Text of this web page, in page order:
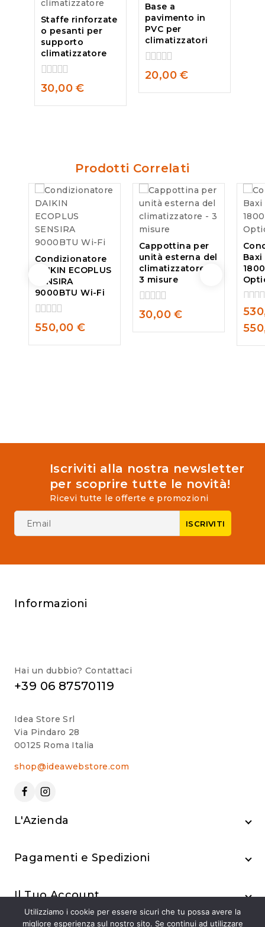
Staffe rinforzate
o pesanti per
supporto
climatizzatore
0
out
of
30,00€
Base a
pavimento in
PVC per
climatizzatori
0
out
of
20,00€
Prodotti Correlati
Condizionatore
DAIKIN ECOPLUS
SENSIRA
9000BTU Wi-Fi
0
out
of
550,00 €
Cappottina per
unità esterna del
climatizzatore –
3 misure
0
out
of
30,00€
Baxi
0
out
of
5
Iscriviti alla nostra newsletter
per scoprire tutte le novità!
Ricevi tutte le offerte e promozioni
Informazioni
Hai un dubbio? Contattaci
+39 06 87570119
Idea Store Srl
Via Pindaro 28
00125 Roma Italia
shop@ideawebstore.com
L'Azienda
Pagamenti e Spedizioni
Il Tuo Account
Utilizziamo i cookie per essere sicuri che tu possa avere la
migliore esperienza sul nostro sito. Se continui ad utilizzare